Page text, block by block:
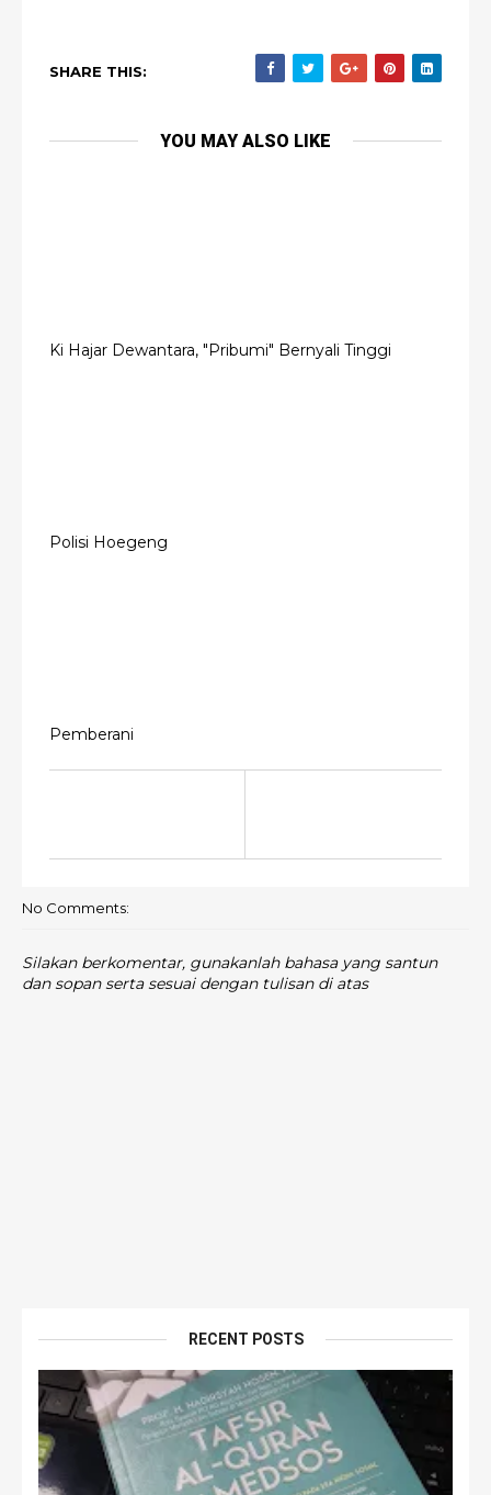
SHARE THIS:
YOU MAY ALSO LIKE
Ki Hajar Dewantara, "Pribumi" Bernyali Tinggi
Polisi Hoegeng
Pemberani
No Comments:
Silakan berkomentar, gunakanlah bahasa yang santun
dan sopan serta sesuai dengan tulisan di atas
RECENT POSTS